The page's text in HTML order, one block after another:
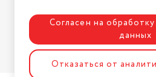
Разработка сайта
Согласен на
данных
Отказаться от